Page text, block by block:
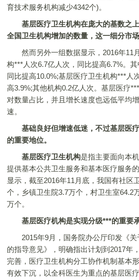
育技术服务机构减少4342个)。
基层医疗卫生机构在庞大的基数之
全国卫生机构增加的数量，这一细分市场
然而另外一组数据显示，2016年11
构***人次6.7亿人次，同比提高6.7%。其
同比提高10.0%;基层医疗卫生机构***人
高3.9%;其他机构0.2亿人次。基层医疗
对数量占比，并且增长速度也远低平均
速。
基础良好但增速低迷，不过基层医
的重要地位。
基层医疗卫生机构是指主要面向本
提供基本公共卫生服务和基本医疗服务
显示，截至2016年11月底，我国有社区
个，乡镇卫生院3.7万个，村卫生室64.2
万个。
基层医疗机构是实现分级***的重要
2015年9月，国务院办公厅印发《关
的指导意见》，明确指出计划到2017年
完善，医疗卫生机构分工协作机制基本
有效下沉，以全科医生为重点的基层医